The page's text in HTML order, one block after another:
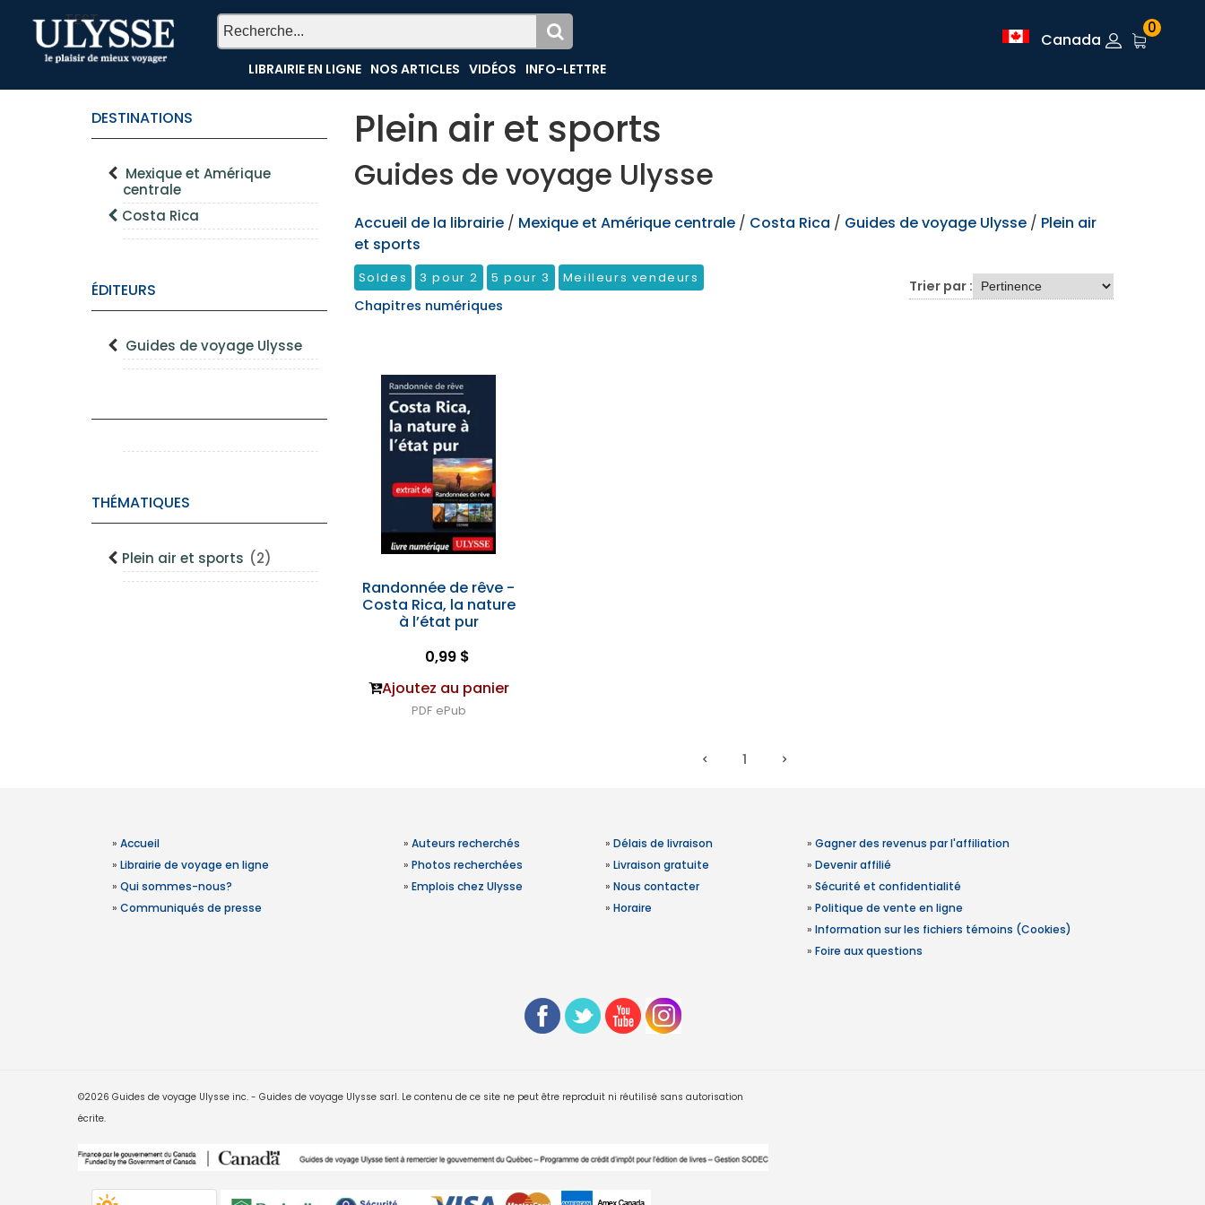
TEST
LIBRAIRIE EN LIGNE NOS ARTICLES VIDÉOS INFO-LETTRE
Canada
0
DESTINATIONS
Mexique et Amérique
centrale
Costa Rica
ÉDITEURS
Guides de voyage Ulysse
THÉMATIQUES
Plein air et sports (2)
Plein air et sports
Guides de voyage Ulysse
Accueil de la librairie / Mexique et Amérique centrale / Costa Rica / Guides de voyage Ulysse / Plein air
et sports
Soldes 3 pour 2 5 pour 3 Meilleurs vendeurs
Chapitres numériques
Trier par :
Randonnée de rêve -
Costa Rica, la nature
à l’état pur
0,99 $
Ajoutez au panier
PDF ePub
1
» Accueil
» Librairie de voyage en ligne
» Qui sommes-nous?
» Communiqués de presse
» Auteurs recherchés
» Photos recherchées
» Emplois chez Ulysse
» Délais de livraison
» Livraison gratuite
» Nous contacter
» Horaire
» Gagner des revenus par l'affiliation
» Devenir affilié
» Sécurité et confidentialité
» Politique de vente en ligne
» Information sur les fichiers témoins (Cookies)
» Foire aux questions
©2026 Guides de voyage Ulysse inc. - Guides de voyage Ulysse sarl. Le contenu de ce site ne peut être reproduit ni réutilisé sans autorisation
écrite.